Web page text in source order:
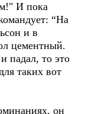
И пока
“На
и в
цементный.
падал, то это
таких вот
он